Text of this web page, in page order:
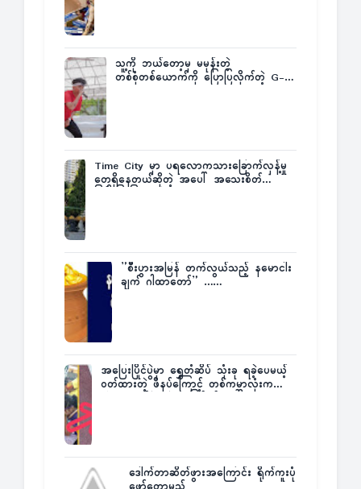
သူ့ကို ဘယ်တော့မှ မမုန်းတဲ့
တစ်စုံတစ်ယောက်ကို ပြောပြလိုက်တဲ့ G-
Time City မှာ ပရလောကသားခြောက်လှန့်မှု
တွေရှိနေတယ်ဆိုတဲ့ အပေါ် အသေးစိတ်
”စီးပွားအမြန် တက်လွယ်သည့် နမောငါး
ချက် ဂါထာတော်” ……
အပြေးပြိုင်ပွဲမှာ ရွှေတံဆိပ် သုံးခု ရခဲ့ပေမယ့်
ဝတ်ထားတဲ့ ဖိနပ်ကြောင့် တစ်ကမ္ဘာလုံးက
ဒေါက်တာဆိတ်ဖွားအကြောင်း ရိုက်ကူးပုံ